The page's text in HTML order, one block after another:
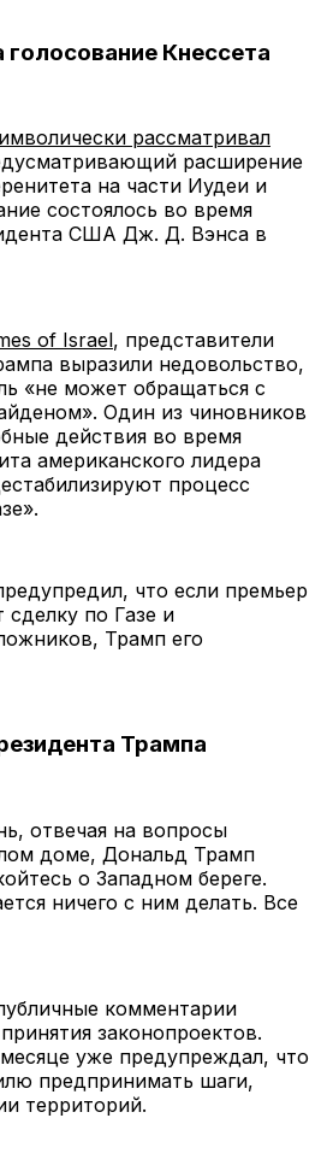
Кнессета
рассматривал
расширение
на части Иудеи и
состоялось во время
США Дж. Д. Вэнса в
of Israel, представители
выразили недовольство,
«не может обращаться с
Один из чиновников
действия во время
американского лидера
процесс
что если премьер
сделку по Газе и
Трамп его
Трампа
отвечая на вопросы
доме, Дональд Трамп
о Западном береге.
ничего с ним делать. Все
комментарии
законопроектов.
уже предупреждал, что
предпринимать шаги,
территорий.